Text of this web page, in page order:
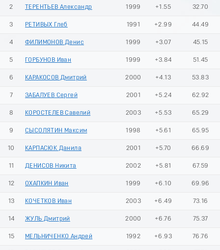
2 ТЕРЕНТЬЕВ Александр 1999 +1.55 32.70
3 РЕТИВЫХ Глеб 1991 +2.99 44.49
4 ФИЛИМОНОВ Денис 1999 +3.07 45.15
5 ГОРБУНОВ Иван 1999 +3.84 51.45
6 КАРАКОСОВ Дмитрий 2000 +4.13 53.83
7 ЗАБАЛУЕВ Сергей 2001 +5.24 62.92
8 КОРОСТЕЛЕВ Савелий 2003 +5.53 65.29
9 СЫСОЛЯТИН Максим 1998 +5.61 65.95
10 КАРПАСЮК Данила 2001 +5.70 66.69
11 ДЕНИСОВ Никита 2002 +5.81 67.59
12 ОХАПКИН Иван 1999 +6.10 69.96
13 КОЧЕТКОВ Иван 2003 +6.49 73.16
14 ЖУЛЬ Дмитрий 2000 +6.76 75.37
15 МЕЛЬНИЧЕНКО Андрей 1992 +6.93 76.76